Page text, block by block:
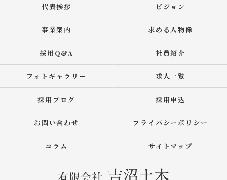
代表挨拶 ビジョン
事業案内 求める人物像
採用Q&A 社員紹介
フォトギャラリー 求人一覧
採用ブログ 採用申込
お問い合わせ プライバシーポリシー
コラム サイトマップ